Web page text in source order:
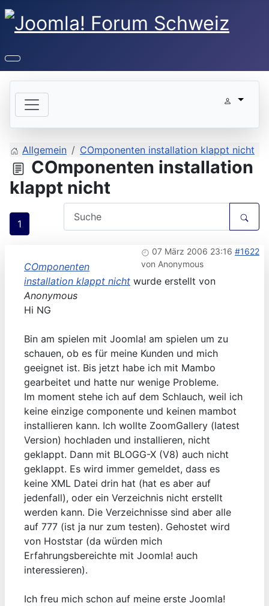
Allgemein COmponenten installation klappt nicht
COmponenten installation
klappt nicht
1
07 März 2006 23:16 #1622
von Anonymous
COmponenten
installation klappt nicht wurde erstellt von
Anonymous
Hi NG
Bin am spielen mit Joomla! am spielen um zu
schauen, ob es für meine Kunden und mich
geeignet ist. Bis jetzt habe ich mit Mambo
gearbeitet und hatte nur wenige Probleme.
Im moment stehe ich auf dem Schlauch, weil ich
keine einzige componente und keinen mambot
installieren kann. Ich wollte ZoomGallery (latest
Version) hochladen und installieren, nicht
geklappt. Dann mit BLOGG-X (V8) auch nicht
geklappt. Es wird immer gemeldet, dass es
keine XML Datei drin hat (hat es aber auf
jedenfall), oder ein Verzeichnis nicht erstellt
werden kann. Die Verzeichnisse sind aber alle
auf 777 (ist ja nur zum testen). Gehostet wird
von Hoststar (da würden mich
Erfahrungsbereichte mit Joomla! auch
interessieren).
Ich freu mich schon auf meine erste Joomla!